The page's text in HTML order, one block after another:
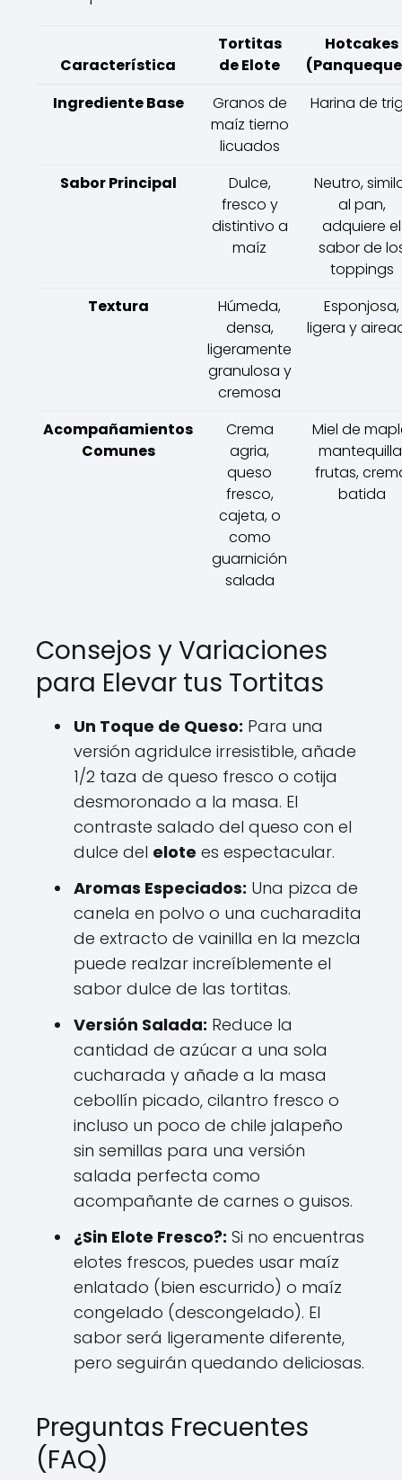
Característica
Tortitas
de Elote
Hotcakes
Ingrediente Base
Granos de
maíz tierno
licuados
Harina de
Sabor Principal
Dulce,
fresco y
distintivo a
maíz
Neutro,
al pan,
adquiere el
sabor de
toppings
Textura
Húmeda,
densa,
ligeramente
granulosa y
cremosa
Esponjosa,
ligera y
Acompañamientos
Comunes
Crema
agria,
queso
fresco,
cajeta, o
como
guarnición
salada
Miel de
frutas,
batida
Consejos y Variaciones
para Elevar tus Tortitas
Un Toque de Queso: Para una
versión agridulce irresistible, añade
1/2 taza de queso fresco o cotija
desmoronado a la masa. El
contraste salado del queso con el
dulce del elote es espectacular.
Aromas Especiados: Una pizca de
canela en polvo o una cucharadita
de extracto de vainilla en la mezcla
puede realzar increíblemente el
sabor dulce de las tortitas.
Versión Salada: Reduce la
cantidad de azúcar a una sola
cucharada y añade a la masa
cebollín picado, cilantro fresco o
incluso un poco de chile jalapeño
sin semillas para una versión
salada perfecta como
acompañante de carnes o guisos.
¿Sin Elote Fresco?: Si no encuentras
elotes frescos, puedes usar maíz
enlatado (bien escurrido) o maíz
congelado (descongelado). El
sabor será ligeramente diferente,
pero seguirán quedando deliciosas.
Preguntas Frecuentes
(FAQ)